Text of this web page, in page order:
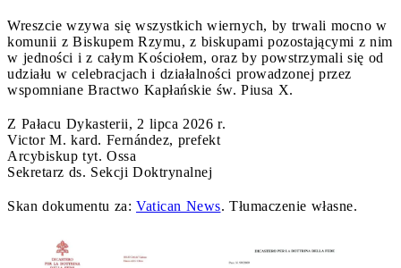
Wreszcie wzywa się wszystkich wiernych, by trwali mocno w
komunii z Biskupem Rzymu, z biskupami pozostającymi z nim
w jedności i z całym Kościołem, oraz by powstrzymali się od
udziału w celebracjach i działalności prowadzonej przez
wspomniane Bractwo Kapłańskie św. Piusa X.
Z Pałacu Dykasterii, 2 lipca 2026 r.
Victor M. kard. Fernández, prefekt
Arcybiskup tyt. Ossa
Sekretarz ds. Sekcji Doktrynalnej
Skan dokumentu za: Vatican News. Tłumaczenie własne.